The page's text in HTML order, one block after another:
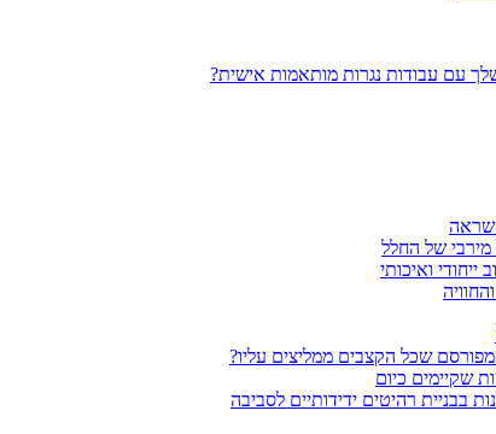
עם עבודות נגרות מותאמות אישית?
ואיכותי
שכל הקצבים ממליצים עליו?
שקיימים כיום
בבניית רהיטים ידידותיים לסביבה